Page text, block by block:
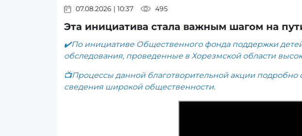
07.08.2026 | 10:37 495
Эта инициатива стала важным шагом на
✔️По инициативе Общественного фонда поддержки
обследования, проведенные в Хорезмской области
📺Процессы данной благотворительной акции
сведения широкой общественности.